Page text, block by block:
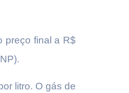
preço final a R$
litro. O gás de